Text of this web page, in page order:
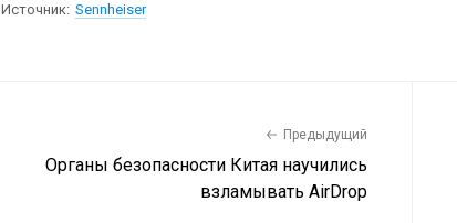
Источник: Sennheiser
Предыдущий
Органы безопасности Китая научились
взламывать AirDrop